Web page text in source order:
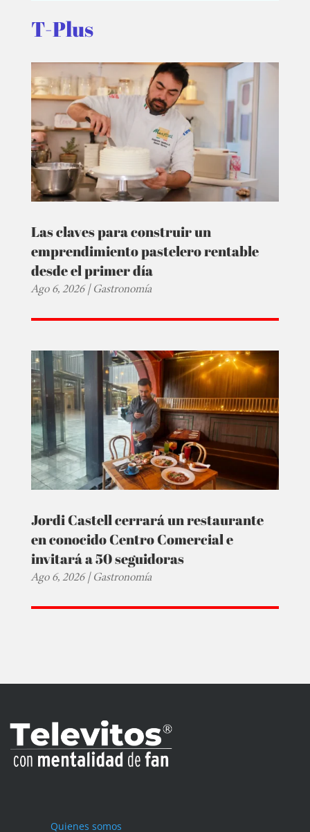
T-Plus
Las claves para construir un
emprendimiento pastelero rentable
desde el primer día
Ago 6, 2026|Gastronomía
Jordi Castell cerrará un restaurante
en conocido Centro Comercial e
invitará a 50 seguidoras
Ago 6, 2026|Gastronomía
Quienes somos